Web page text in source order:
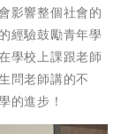
影響整個社會的
經驗鼓勵青年學
學校上課跟老師
問老師講的不
的進步！